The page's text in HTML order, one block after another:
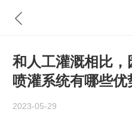
和人工灌溉相比
喷灌系统有哪些优
2023-05-29